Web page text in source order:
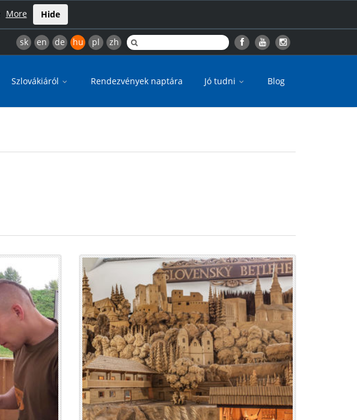
More Hide
sk en de hu pl zh
Szlovákiáról Rendezvények naptára Jó tudni Blog